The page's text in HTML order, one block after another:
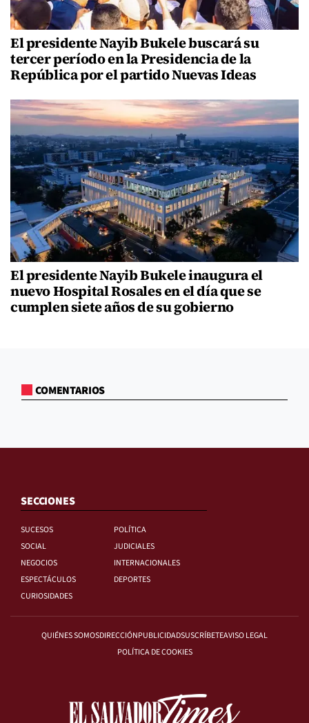
El presidente Nayib Bukele buscará su
tercer período en la Presidencia de la
República por el partido Nuevas Ideas
El presidente Nayib Bukele inaugura el
nuevo Hospital Rosales en el día que se
cumplen siete años de su gobierno
COMENTARIOS
SECCIONES
SUCESOS
POLÍTICA
SOCIAL
JUDICIALES
NEGOCIOS
INTERNACIONALES
ESPECTÁCULOS
DEPORTES
CURIOSIDADES
QUIÉNES SOMOSDIRECCIÓNPUBLICIDADSUSCRÍBETEAVISO LEGAL
POLÍTICA DE COOKIES